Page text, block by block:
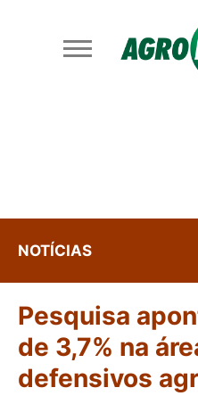
NOTÍCIAS
Pesquisa
de 3,7% na
defensivos